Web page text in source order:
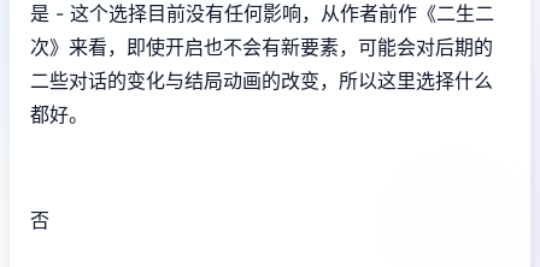
是 - 这个选择目前没有任何影响，从作者前作《二生二
次》来看，即使开启也不会有新要素，可能会对后期的
二些对话的变化与结局动画的改变，所以这里选择什么
都好。
否